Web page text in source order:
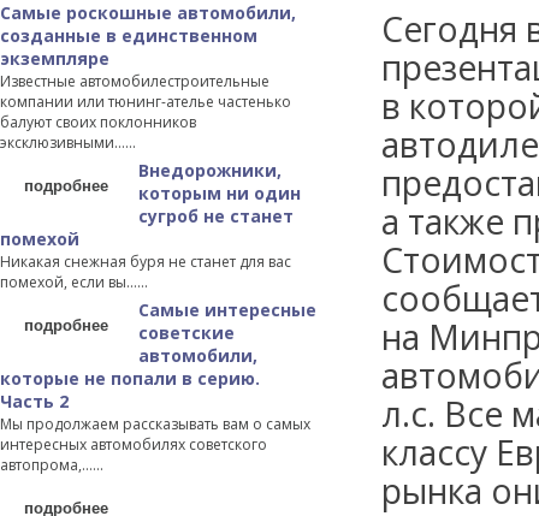
Самые роскошные автомобили,
созданные в единственном
экземпляре
Известные автомобилестроительные
компании или тюнинг-ателье частенько
балуют своих поклонников
эксклюзивными…...
подробнее
Внедорожники,
которым ни один
сугроб не станет
помехой
Никакая снежная буря не станет для вас
помехой, если вы…...
подробнее
Самые интересные
советские
автомобили,
которые не попали в серию.
Часть 2
Мы продолжаем рассказывать вам о самых
интересных автомобилях советского
автопрома,…...
подробнее
Сегодня
в
а также
на
л.с. Все
классу
рынка